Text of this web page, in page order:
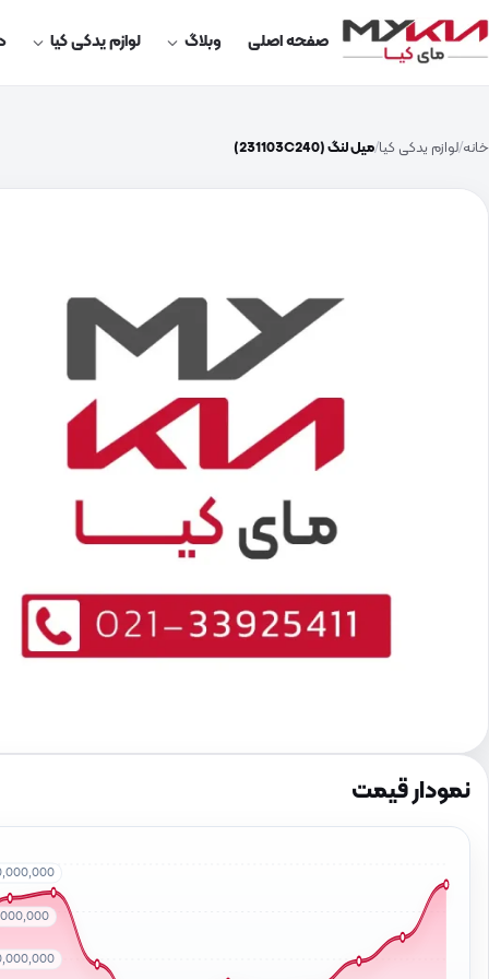
صفحه اصلی وبلاگ لوازم یدکی کیا
خانه لوازم یدکی کیا میل لنگ (231103C240)
نمودار قیمت